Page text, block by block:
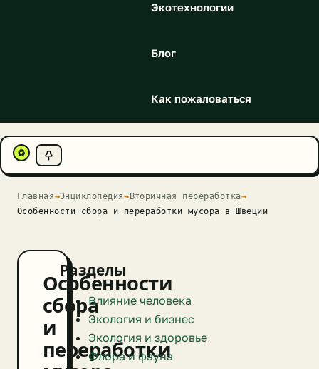
Экотехнологии
Блог
Как пожаловаться
♻
Главная→Энциклопедия→Вторичная переработка→
Особенности сбора и переработки мусора в Швеции
Особенности
сбора
и
переработки
Разделы
Влияние человека
Экология и бизнес
Экология и здоровье
Флора и фауна